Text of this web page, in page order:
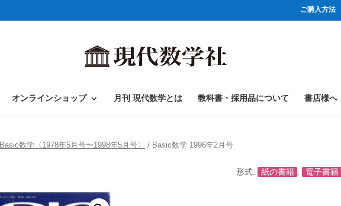
ご購入方法
オンラインショップ 月刊 現代数学とは 教科書・採用品について 書店様へ
Basic数学〈1978年5月号〜1998年5月号〉 / Basic数学 1996年2月号
形式: 紙の書籍 , 電子書籍